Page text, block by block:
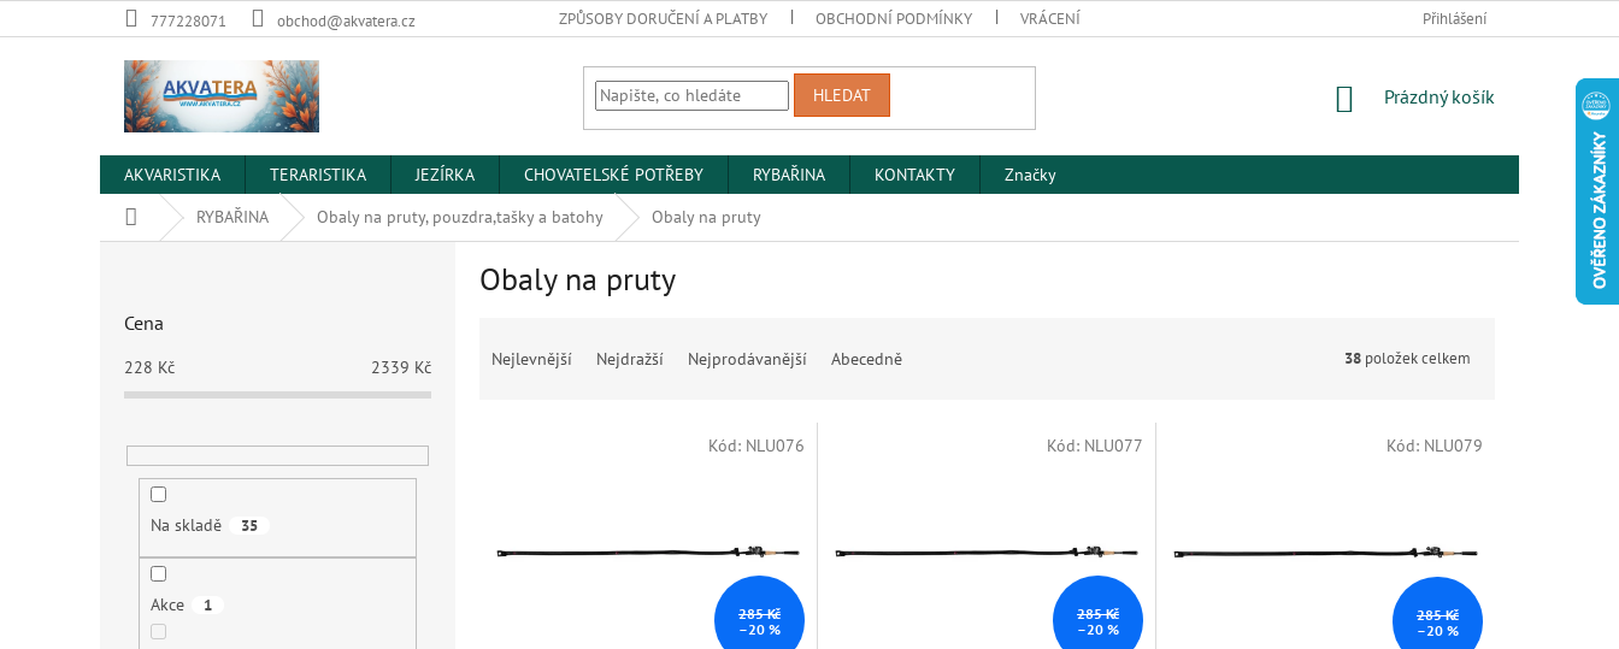
na
777228071 obchod@akvatera.cz ZPŮSOBY DORUČENÍ A PLATBY OBCHODNÍ PODMÍNKY VRÁCENÍ ZBOŽÍ A REKLAMACE PODMÍNKY OCHRANY OSOBNÍCH ÚDAJŮ
Přihlášení
HLEDAT
NÁKUPNÍ
Prázdný košík
AKVARISTIKA TERARISTIKA JEZÍRKA CHOVATELSKÉ POTŘEBY RYBAŘINA KONTAKTY
Značky
Domů
RYBAŘINA Obaly na pruty, pouzdra,tašky a batohy Obaly na pruty
Cena
228 Kč 2339 Kč
Na skladě 35
Akce 1
Obaly na pruty
Nejlevnější Nejdražší Nejprodávanější Abecedně 38 položek celkem
285 Kč
–20 %
Kód: NLU076
285 Kč
–20 %
Kód: NLU077
285 Kč
–20 %
Kód: NLU079